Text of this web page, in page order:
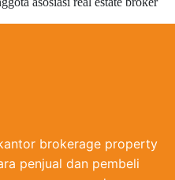
brokerage property
penjual dan pembeli